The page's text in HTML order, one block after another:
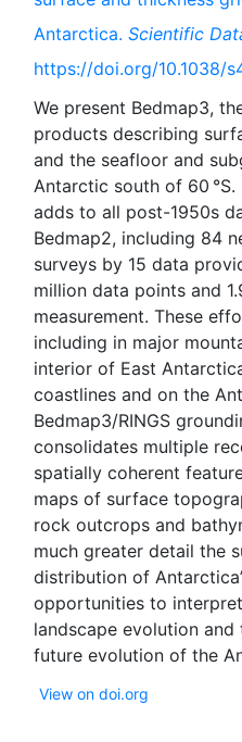
Antarctica. Scientific
https://doi.org/10.1038/
We present Bedmap3,
products describing
and the seafloor and
Antarctic south of 60
adds to all post-1950s
Bedmap2, including 84
surveys by 15 data
million data points and
measurement. These
including in major
interior of East
coastlines and on the
Bedmap3/RINGS
consolidates multiple
spatially coherent
maps of surface
rock outcrops and
much greater detail the
distribution of
opportunities to
landscape evolution
View on doi.org